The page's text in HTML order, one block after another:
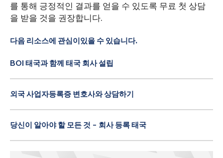
를 통해 긍정적인 결과를 얻을 수 있도록 무료 첫 상담
을 받을 것을 권장합니다.
다음 리소스에 관심이있을 수 있습니다.
BOI 태국과 함께 태국 회사 설립
외국 사업자등록증 변호사와 상담하기
당신이 알아야 할 모든 것 - 회사 등록 태국